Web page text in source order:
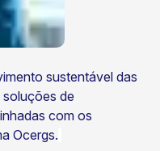
sustentável das
de
com os
Ocergs.